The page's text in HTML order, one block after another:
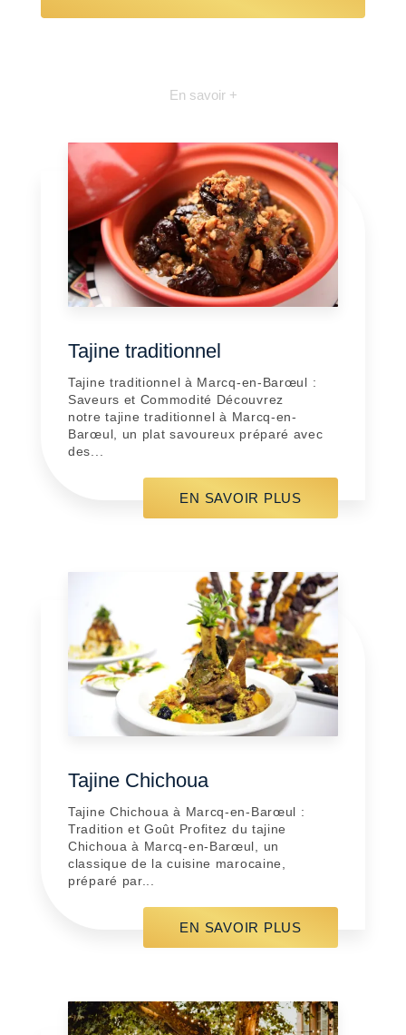
En savoir +
Tajine traditionnel
Tajine traditionnel à Marcq-en-Barœul :
Saveurs et Commodité Découvrez
notre tajine traditionnel à Marcq-en-
Barœul, un plat savoureux préparé avec
des...
EN SAVOIR PLUS
Tajine Chichoua
Tajine Chichoua à Marcq-en-Barœul :
Tradition et Goût Profitez du tajine
Chichoua à Marcq-en-Barœul, un
classique de la cuisine marocaine,
préparé par...
EN SAVOIR PLUS